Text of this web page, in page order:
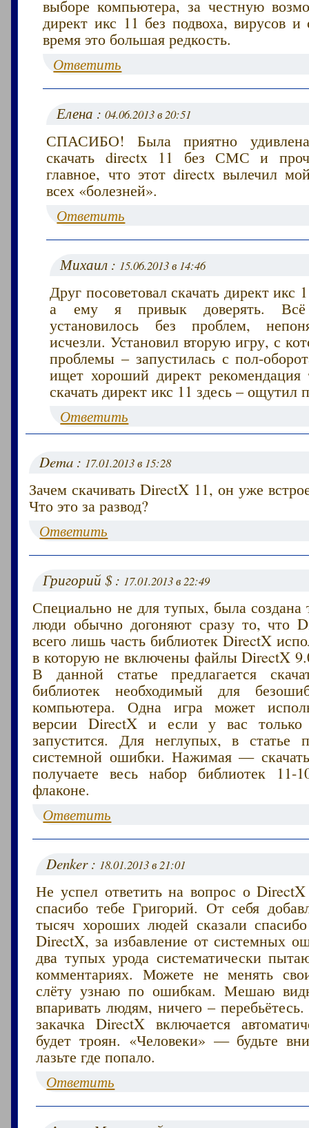
выборе компьютера, за честную
директ икс 11 без подвоха, вирусов
время это большая редкость.
Ответить
Елена :04.06.2013 в 20:51
СПАСИБО! Была приятно
скачать directx 11 без СМС и
главное, что этот directx вылечил
всех «болезней».
Ответить
Михаил : 15.06.2013 в 14:46
Друг посоветовал скачать директ икс
а ему я привык доверять. Всё
установилось без проблем,
исчезли. Установил вторую игру, с
проблемы – запустилась с пол-
ищет хороший директ
скачать директ икс 11 здесь – ощутил
Ответить
Dema : 17.01.2013 в 15:28
Зачем скачивать DirectX 11, он уже
Что это за развод?
Ответить
Григорий $ : 17.01.2013 в 22:49
Специально не для тупых, была
люди обычно догоняют сразу то, что
всего лишь часть библиотек DirectX
в которую не включены файлы DirectX
В данной статье предлагается
библиотек необходимый для
компьютера. Одна игра может
версии DirectX и если у вас
запустится. Для неглупых, в статье
системной ошибки. Нажимая —
получаете весь набор библиотек 11-
флаконе.
Ответить
Denker : 18.01.2013 в 21:01
Не успел ответить на вопрос о
спасибо тебе Григорий. От себя
тысяч хороших людей сказали
DirectX, за избавление от системных
два тупых урода систематически
комментариях. Можете не менять
слёту узнаю по ошибкам. Мешаю
впаривать людям, ничего –
закачка DirectX включается
будет троян. «Человеки» — будьте
лазьте где попало.
Ответить